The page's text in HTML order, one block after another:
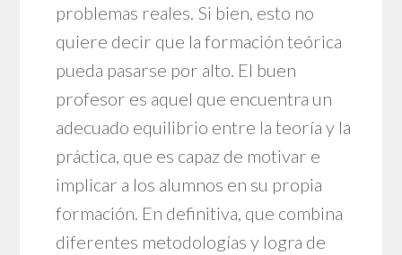
problemas reales. Si bien, esto no
quiere decir que la formación teórica
pueda pasarse por alto. El buen
profesor es aquel que encuentra un
adecuado equilibrio entre la teoría y la
práctica, que es capaz de motivar e
implicar a los alumnos en su propia
formación. En definitiva, que combina
diferentes metodologías y logra de